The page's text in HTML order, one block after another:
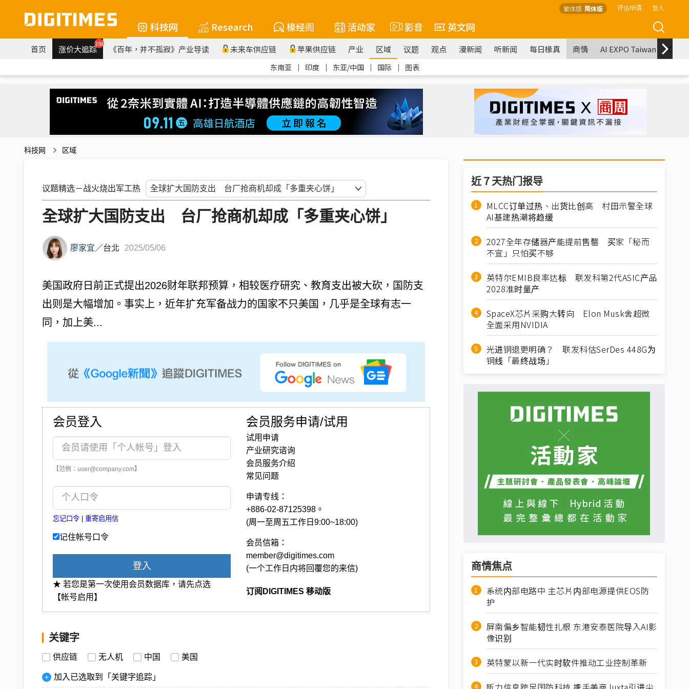
繁体版 简体版 评估申请 登入
科技网 Research 椽经阁 活动家 影音 英文网
首页 涨价大追踪259 《百年，并不孤寂》产业导读 未来车供应链 苹果供应链 产业 区域 议题 观点 漫新闻 听新闻 每日椽真 商情 AI EXPO Taiwan
东南亚 ｜ 印度 ｜ 东亚/中国 ｜ 国际 ｜ 图表
科技网 区域
议题精选－战火烧出军工热
全球扩大国防支出 台厂抢商机却成「多重夹心饼」
廖家宜 ／台北 2025/05/06
美国政府日前正式提出2026财年联邦预算，相较医疗研究、教育支出被大砍，国防支
出则是大幅增加。事实上，近年扩充军备战力的国家不只美国，几乎是全球有志一
同，加上美...
会员登入
【范例：user@company.com】
忘记口令 重寄启用信
记住帐号口令
登入
★ 若您是第一次使用会员数据库，请先点选
【帐号启用】
会员服务申请/试用
试用申请
产业研究谘询
会员服务介绍
常见问题
申请专线：
+886-02-87125398。
(周一至周五工作日9:00~18:00)
会员信箱：
member@digitimes.com
(一个工作日内将回覆您的来信)
订阅DIGITIMES 移动版
关键字
供应链 无人机 中国 美国
加入已选取到「关键字追踪」
近７天热门报导
MLCC订单过热、出货比创高 村田示警全球
AI基建热潮将趋缓
2027全年存储器产能提前售罄 买家「秘而
不宣」只怕买不够
英特尔EMIB良率达标 联发科第2代ASIC产品
2028准时量产
SpaceX芯片采购大转向 Elon Musk舍超微
全面采用NVIDIA
光进铜退更明确？ 联发科估SerDes 448G为
铜线「最终战场」
商情焦点
系统内部电路中 主芯片内部电源提供EOS防
护
屏南偏乡智能韧性扎根 东港安泰医院导入AI影
像识别
英特蒙以新一代实时软件推动工业控制革新